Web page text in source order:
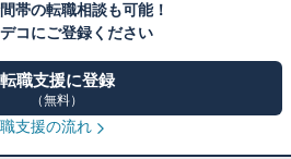
帯の転職相談も可能！
コにご登録ください
転職支援に登録
（無料）
支援の流れ